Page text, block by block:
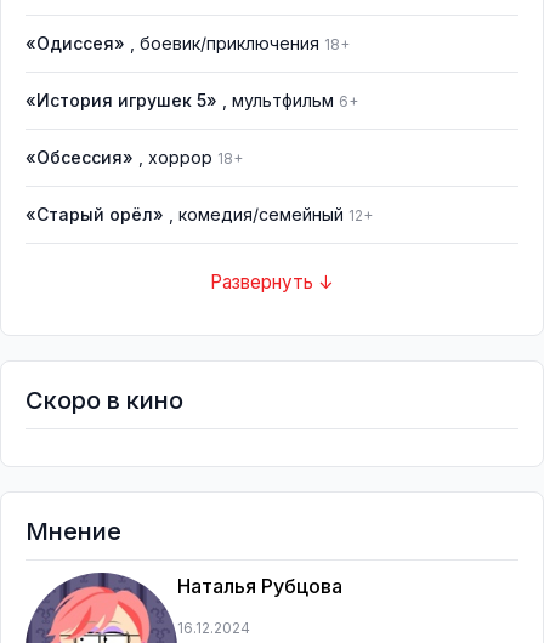
«Одиссея» , боевик/приключения 18+
«История игрушек 5» , мультфильм 6+
«Обсессия» , хоррор 18+
«Старый орёл» , комедия/семейный 12+
Развернуть ↓
Скоро в кино
Мнение
Наталья Рубцова
16.12.2024